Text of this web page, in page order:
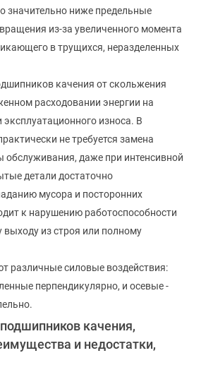
значительно ниже предельные
из-за увеличенного момента
в трущихся, неразделенных
качения от скольжения
расходовании энергии на
износа. В
не требуется замена
обслуживания, даже при интенсивной
детали достаточно
мусора и посторонних
к нарушению работоспособности
из строя или полному
различные силовые воздействия:
перпендикулярно, и осевые -
качения,
и недостатки,